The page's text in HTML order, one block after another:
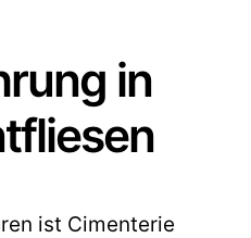
in
ist Cimenterie